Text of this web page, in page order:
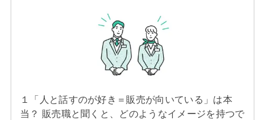
１「人と話すのが好き＝販売が向いている」は本
当？ 販売職と聞くと、どのようなイメージを持つで